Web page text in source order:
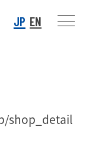
JP EN
shop_detail